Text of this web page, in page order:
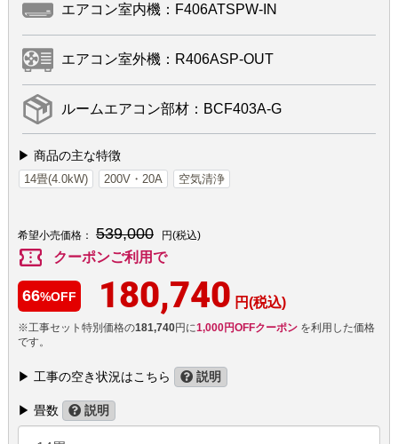
エアコン室内機：F406ATSPW-IN
エアコン室外機：R406ASP-OUT
ルームエアコン部材：BCF403A-G
▶ 商品の主な特徴
14畳(4.0kW) 200V・20A 空気清浄
希望小売価格： 539,000 円(税込)
confirmation_number クーポンご利用で
66%OFF 180,740 円(税込)
※工事セット特別価格の181,740円に1,000円OFFクーポンを利用した価格
です。
▶ 工事の空き状況はこちら 説明
▶ 畳数 説明